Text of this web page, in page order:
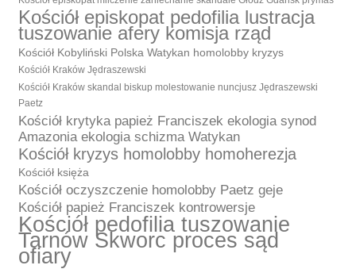
Kościół episkopat pedofilia lustracja
tuszowanie afery komisja rząd
Kościół Kobyliński Polska Watykan homolobby kryzys
Kościół Kraków Jędraszewski
Kościół Kraków skandal biskup molestowanie nuncjusz Jędraszewski
Paetz
Kościół krytyka papież Franciszek ekologia synod
Amazonia ekologia schizma Watykan
Kościół kryzys homolobby homoherezja
Kościół księża
Kościół oczyszczenie homolobby Paetz geje
Kościół papież Franciszek kontrowersje
Kościół pedofilia tuszowanie
Tarnów Skworc proces sąd
ofiary